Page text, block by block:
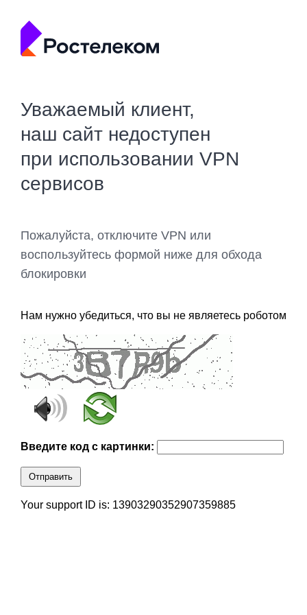
Уважаемый клиент,
наш сайт недоступен
при использовании VPN
сервисов
Пожалуйста, отключите VPN или
воспользуйтесь формой ниже для обхода
блокировки
Нам нужно убедиться, что вы не являетесь роботом
Введите код с картинки:
Отправить
Your support ID is: 13903290352907359885